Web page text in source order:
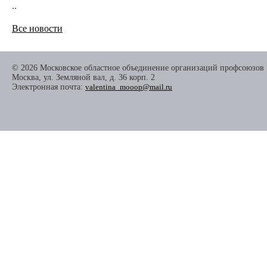
..
Все новости
© 2026 Московское областное объединение организаций профсоюзов
Москва, ул. Земляной вал, д. 36 корп. 2
Электронная почта: valentina_mooop@mail.ru